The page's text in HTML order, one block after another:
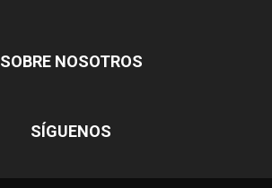
SOBRE NOSOTROS
SÍGUENOS